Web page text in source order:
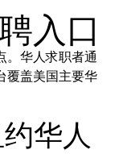
入口
。华人求职者通
覆盖美国主要华
华人